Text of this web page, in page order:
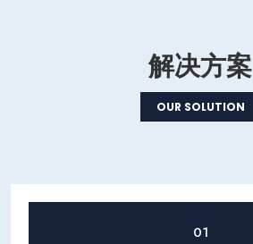
解决方案
OUR SOLUTION
01